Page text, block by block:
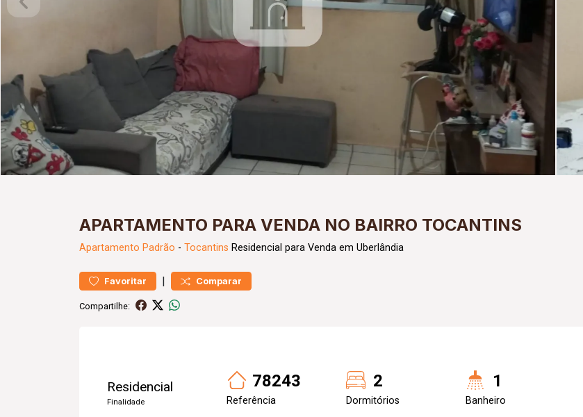
APARTAMENTO PARA VENDA NO BAIRRO TOCANTINS
Apartamento Padrão - Tocantins Residencial para Venda em Uberlândia
Favoritar | Comparar
Compartilhe:
Residencial
Finalidade
78243
Referência
2
Dormitórios
1
Banheiro